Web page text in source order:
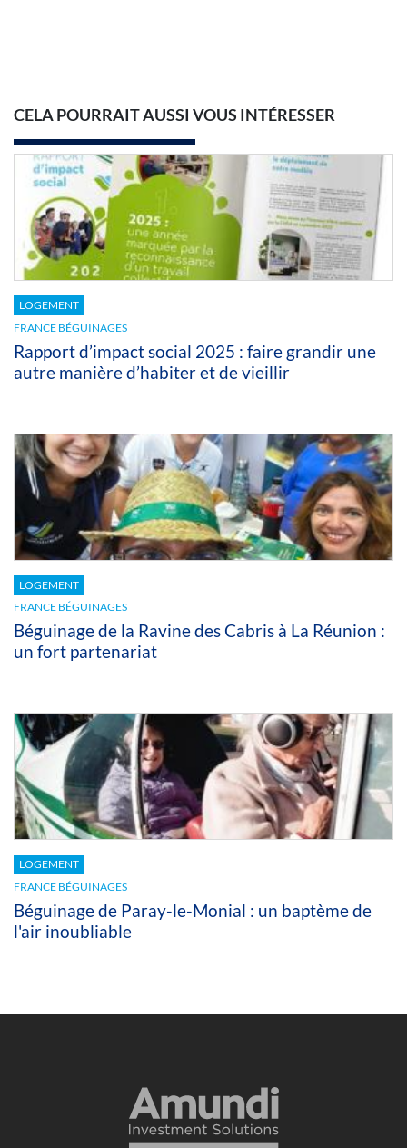
CELA POURRAIT AUSSI VOUS INTÉRESSER
LOGEMENT
FRANCE BÉGUINAGES
Rapport d’impact social 2025 : faire grandir une
autre manière d’habiter et de vieillir
LOGEMENT
FRANCE BÉGUINAGES
Béguinage de la Ravine des Cabris à La Réunion :
un fort partenariat
LOGEMENT
FRANCE BÉGUINAGES
Béguinage de Paray-le-Monial : un baptème de
l'air inoubliable